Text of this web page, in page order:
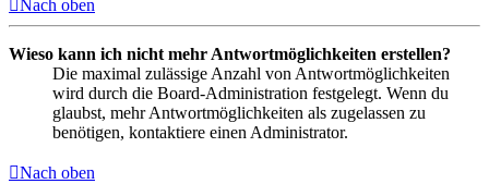
Nach oben
Wieso kann ich nicht mehr Antwortmöglichkeiten erstellen?
Die maximal zulässige Anzahl von Antwortmöglichkeiten
wird durch die Board-Administration festgelegt. Wenn du
glaubst, mehr Antwortmöglichkeiten als zugelassen zu
benötigen, kontaktiere einen Administrator.
Nach oben